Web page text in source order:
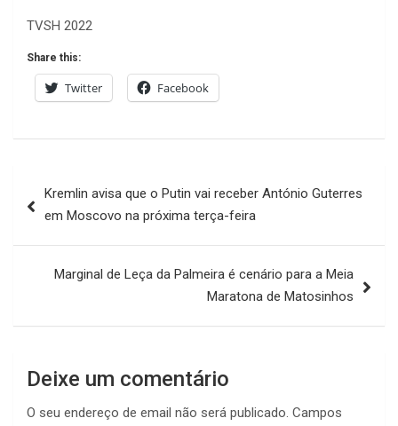
TVSH 2022
Share this:
Twitter Facebook
de
Kremlin avisa que o Putin vai receber António Guterres
em Moscovo na próxima terça-feira
Marginal de Leça da Palmeira é cenário para a Meia
Maratona de Matosinhos
Deixe um comentário
O seu endereço de email não será publicado. Campos